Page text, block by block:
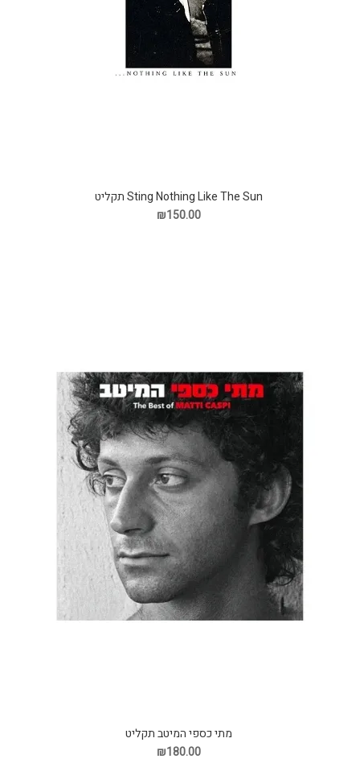
Sting Nothing Like The Sun תקליט
₪150.00
מתי כספי המיטב תקליט
₪180.00